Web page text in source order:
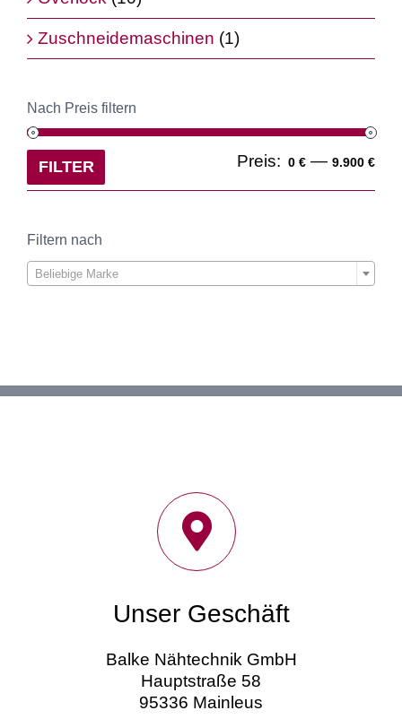
Zuschneidemaschinen (1)
Nach Preis filtern
FILTER Preis: 0 € — 9.900 €
Filtern nach
Beliebige Marke
Unser Geschäft
Balke Nähtechnik GmbH
Hauptstraße 58
95336 Mainleus